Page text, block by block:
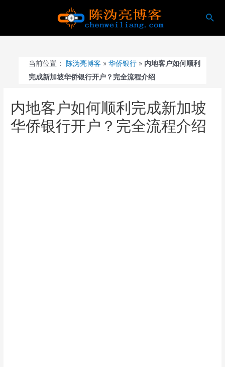
搜
当前位置： 陈沩亮博客 »华侨银行 » 内地客户如何顺利
完成新加坡华侨银行开户？完全流程介绍
内地客户如何顺利完成新加坡
华侨银行开户？完全流程介绍